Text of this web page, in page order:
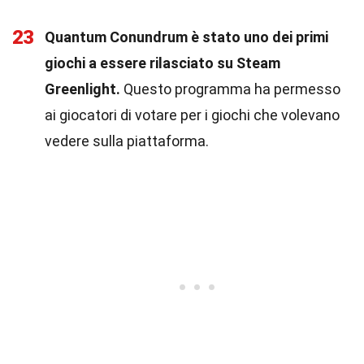
23
Quantum Conundrum è stato uno dei primi
giochi a essere rilasciato su Steam
Greenlight. Questo programma ha permesso
ai giocatori di votare per i giochi che volevano
vedere sulla piattaforma.